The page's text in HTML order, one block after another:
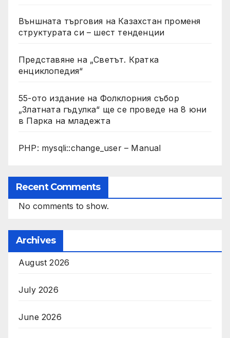
Външната търговия на Казахстан променя
структурата си – шест тенденции
Представяне на „Светът. Кратка
енциклопедия“
55-ото издание на Фолклорния събор
„Златната гъдулка“ ще се проведе на 8 юни
в Парка на младежта
PHP: mysqli::change_user – Manual
Recent Comments
No comments to show.
Archives
August 2026
July 2026
June 2026